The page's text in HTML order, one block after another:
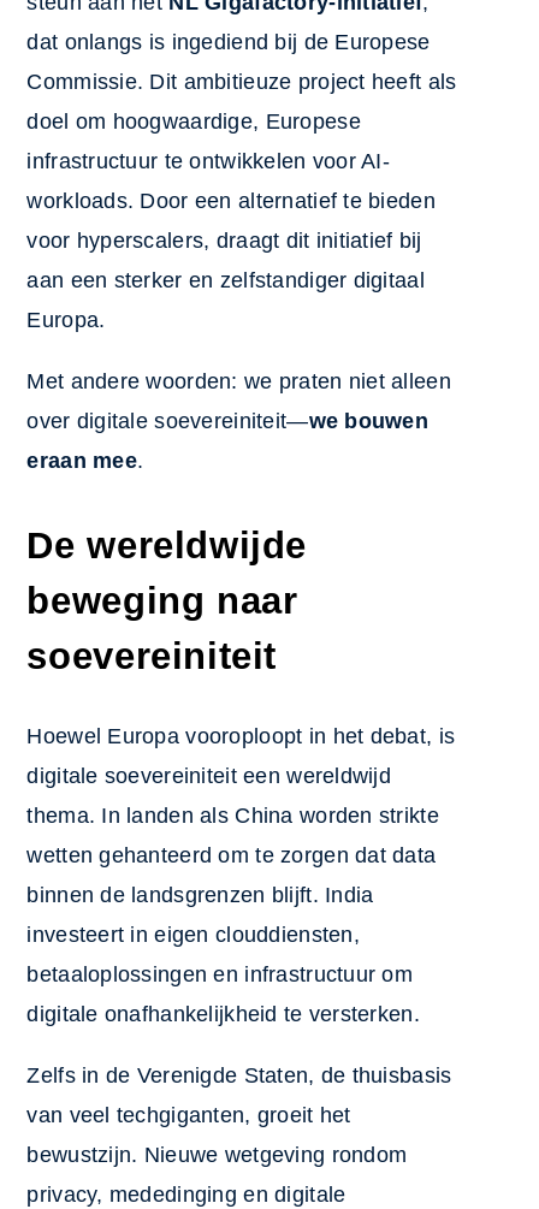
dat onlangs is ingediend bij de Europese
Commissie. Dit ambitieuze project heeft als
doel om hoogwaardige, Europese
infrastructuur te ontwikkelen voor AI-
workloads. Door een alternatief te bieden
voor hyperscalers, draagt dit initiatief bij
aan een sterker en zelfstandiger digitaal
Europa.
Met andere woorden: we praten niet alleen
over digitale soevereiniteit—we bouwen
eraan mee.
De wereldwijde
beweging naar
soevereiniteit
Hoewel Europa vooroploopt in het debat, is
digitale soevereiniteit een wereldwijd
thema. In landen als China worden strikte
wetten gehanteerd om te zorgen dat data
binnen de landsgrenzen blijft. India
investeert in eigen clouddiensten,
betaaloplossingen en infrastructuur om
digitale onafhankelijkheid te versterken.
Zelfs in de Verenigde Staten, de thuisbasis
van veel techgiganten, groeit het
bewustzijn. Nieuwe wetgeving rondom
privacy, mededinging en digitale